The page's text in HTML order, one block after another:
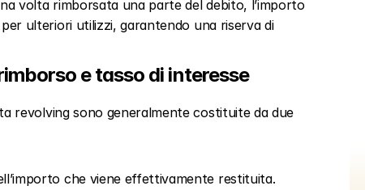
volta rimborsata una parte del debito, l’importo
ulteriori utilizzi, garantendo una riserva di
e tasso di interesse
revolving sono generalmente costituite da due
che viene effettivamente restituita.